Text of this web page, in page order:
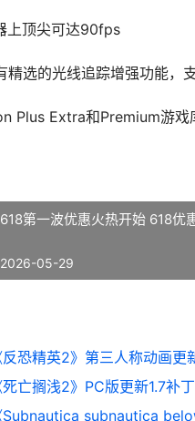
上顶尖可达90fps
精选的光线追踪增强功能，
Plus Extra和Premium游戏
618第一波优惠火热开始 618优
2026-05-29
Subnautica subnautica